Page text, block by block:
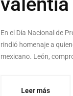
En el Día Nacional de
rindió homenaje a
mexicano. León,
Leer más